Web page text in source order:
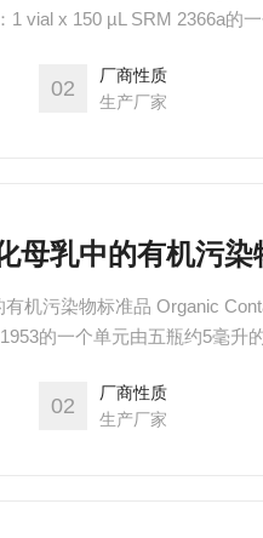
02
厂商性质
生产厂家
母乳中的有机污染
机污染物标准品 Organic
02
厂商性质
生产厂家